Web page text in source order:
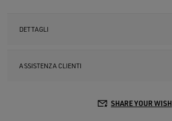
DETTAGLI
ASSISTENZA CLIENTI
SHARE YOUR WISH